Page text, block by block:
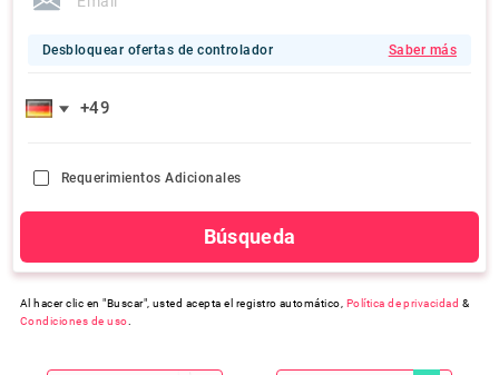
Desbloquear ofertas de controlador Saber más
Requerimientos Adicionales
Búsqueda
Al hacer clic en "Buscar", usted acepta el registro automático, Política de privacidad &
Condiciones de uso